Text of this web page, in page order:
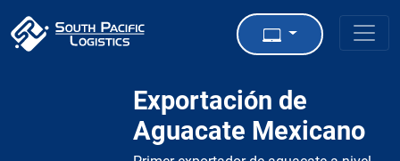
Exportación de
Aguacate Mexicano